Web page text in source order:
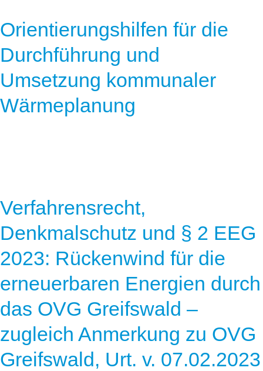
Orientierungshilfen für die
Durchführung und
Umsetzung kommunaler
Wärmeplanung
Verfahrensrecht,
Denkmalschutz und § 2 EEG
2023: Rückenwind für die
erneuerbaren Energien durch
das OVG Greifswald –
zugleich Anmerkung zu OVG
Greifswald, Urt. v. 07.02.2023